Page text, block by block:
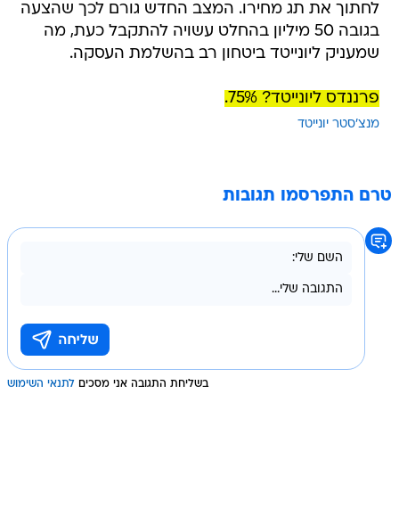
לחתוך את תג מחירו. המצב החדש גורם לכך שהצעה
בגובה 50 מיליון בהחלט עשויה להתקבל כעת, מה
שמעניק ליונייטד ביטחון רב בהשלמת העסקה.
פרננדס ליונייטד? 75%.
מנצ'סטר יונייטד
טרם התפרסמו תגובות
בשליחת התגובה אני מסכים לתנאי השימוש